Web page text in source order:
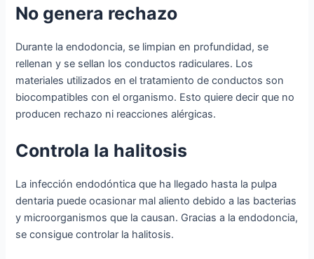
No genera rechazo
Durante la endodoncia, se limpian en profundidad, se
rellenan y se sellan los conductos radiculares. Los
materiales utilizados en el tratamiento de conductos son
biocompatibles con el organismo. Esto quiere decir que no
producen rechazo ni reacciones alérgicas.
Controla la halitosis
La infección endodóntica que ha llegado hasta la pulpa
dentaria puede ocasionar mal aliento debido a las bacterias
y microorganismos que la causan. Gracias a la endodoncia,
se consigue controlar la halitosis.